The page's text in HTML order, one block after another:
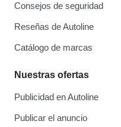
Consejos de seguridad
Reseñas de Autoline
Catálogo de marcas
Nuestras ofertas
Publicidad en Autoline
Publicar el anuncio